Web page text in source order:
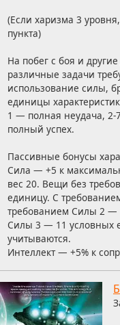
(Если харизма 3
пункта)
На побег с боя и
различные задачи
использование силы,
единицы
1 — полная неудача,
полный успех.
Пассивные бонусы
Сила — +5 к
вес 20. Вещи без
единицу. С
требованием Силы 2 —
Силы 3 — 11 условных
учитываются.
Интеллект — +5% к